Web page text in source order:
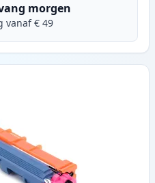
morgen
vanaf € 49